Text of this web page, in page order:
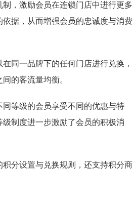
，激励会员在连锁门店中进行更多
据，从而增强会员的忠诚度与消费
同一品牌下的任何门店进行兑换，
的客流量均衡。
等级的会员享受不同的优惠与特
制度进一步激励了会员的积极消
分设置与兑换规则，还支持积分商